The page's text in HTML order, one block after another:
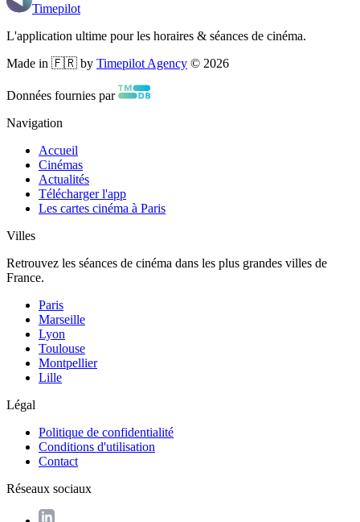
Timepilot
L'application ultime pour les horaires & séances de cinéma.
Made in 🇫🇷 by Timepilot Agency © 2026
Données fournies par
Navigation
Accueil
Cinémas
Actualités
Télécharger l'app
Les cartes cinéma à Paris
Villes
Retrouvez les séances de cinéma dans les plus grandes villes de
France.
Paris
Marseille
Lyon
Toulouse
Montpellier
Lille
Légal
Politique de confidentialité
Conditions d'utilisation
Contact
Réseaux sociaux